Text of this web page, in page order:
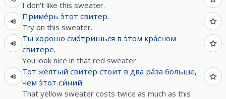
I don't like this sweater.
Приме́рь э́тот свитер.
Try on this sweater.
Ты хорошо смо́тришься в э́том кра́сном
свитере.
You look nice in that red sweater.
Тот желтый свитер стоит в два ра́за больше,
чем э́тот си́ний.
That yellow sweater costs twice as much as this